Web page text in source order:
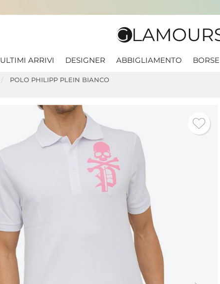
ULTIMI ARRIVI DESIGNER ABBIGLIAMENTO BORSE
POLO PHILIPP PLEIN BIANCO